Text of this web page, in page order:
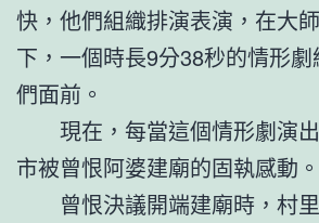
快，他們組織排演表演，在大
下，一個時長9分38秒的情形
們面前。
現在，每當這個情形劇演
市被曾恨阿婆建廟的固執感動。
曾恨決議開端建廟時，村